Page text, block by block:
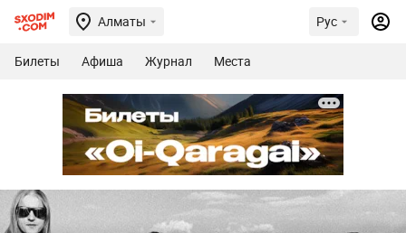
Алматы Рус
Билеты Афиша Журнал Места